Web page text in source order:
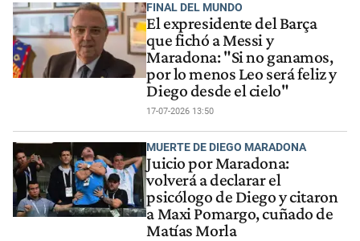
FINAL DEL MUNDO
El expresidente del Barça
que fichó a Messi y
Maradona: "Si no ganamos,
por lo menos Leo será feliz y
Diego desde el cielo"
17-07-2026 13:50
MUERTE DE DIEGO MARADONA
Juicio por Maradona:
volverá a declarar el
psicólogo de Diego y citaron
a Maxi Pomargo, cuñado de
Matías Morla